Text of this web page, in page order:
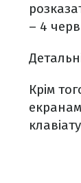
– 4
Крім